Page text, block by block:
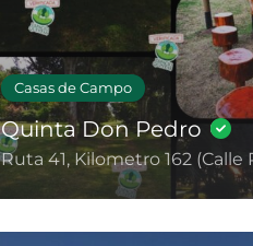
Casas de Campo
Quinta Don Pedro
Ruta 41, Kilometro 162 (Calle